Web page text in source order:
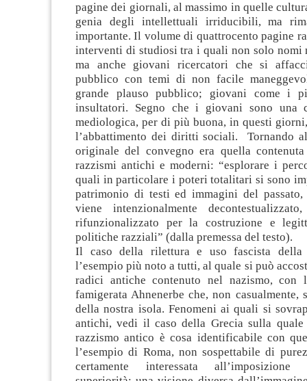
pagine dei giornali, al massimo in quelle
genia degli intellettuali irriducibili, ma
importante. Il volume di quattrocento pagine
interventi di studiosi tra i quali non solo nomi
ma anche giovani ricercatori che si
pubblico con temi di non facile
grande plauso pubblico; giovani come i
insultatori. Segno che i giovani sono una
mediologica, per di più buona, in questi
l’abbattimento dei diritti sociali. Tornando
originale del convegno era quella
razzismi antichi e moderni: “esplorare i
quali in particolare i poteri totalitari si sono
patrimonio di testi ed immagini del passato,
viene intenzionalmente
rifunzionalizzato per la costruzione e
politiche razziali” (dalla premessa del testo).
Il caso della rilettura e uso fascista della
l’esempio più noto a tutti, al quale si può
radici antiche contenuto nel nazismo, con
famigerata Ahnenerbe che, non casualmente,
della nostra isola. Fenomeni ai quali si
antichi, vedi il caso della Grecia sulla
razzismo antico è cosa identificabile con
l’esempio di Roma, non sospettabile di
certamente interessata